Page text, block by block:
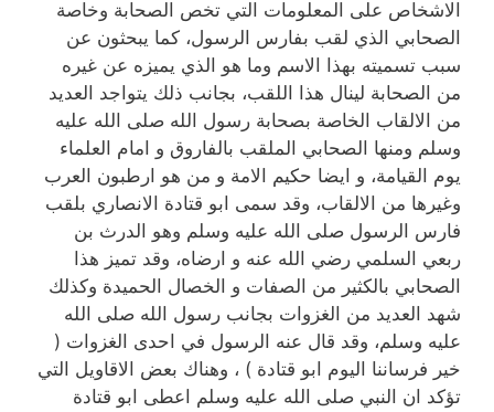
الاشخاص على المعلومات التي تخص الصحابة وخاصة
الصحابي الذي لقب بفارس الرسول، كما يبحثون عن
سبب تسميته بهذا الاسم وما هو الذي يميزه عن غيره
من الصحابة لينال هذا اللقب، بجانب ذلك يتواجد العديد
من الالقاب الخاصة بصحابة رسول الله صلى الله عليه
وسلم ومنها الصحابي الملقب بالفاروق و امام العلماء
يوم القيامة، و ايضا حكيم الامة و من هو ارطبون العرب
وغيرها من الالقاب، وقد سمى ابو قتادة الانصاري بلقب
فارس الرسول صلى الله عليه وسلم وهو الدرث بن
ربعي السلمي رضي الله عنه و ارضاه، وقد تميز هذا
الصحابي بالكثير من الصفات و الخصال الحميدة وكذلك
شهد العديد من الغزوات بجانب رسول الله صلى الله
عليه وسلم، وقد قال عنه الرسول في احدى الغزوات (
خير فرساننا اليوم ابو قتادة ) ، وهناك بعض الاقاويل التي
تؤكد ان النبي صلى الله عليه وسلم اعطى ابو قتادة